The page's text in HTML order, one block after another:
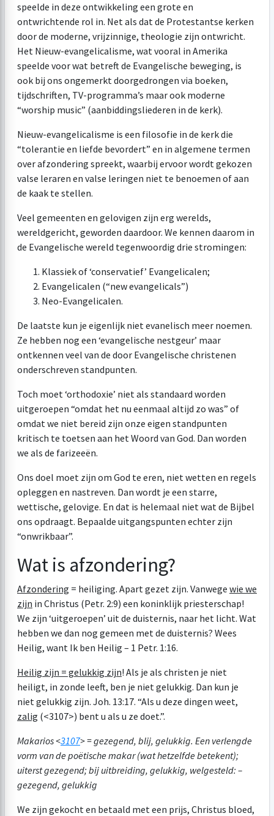
speelde in deze ontwikkeling een grote en
ontwrichtende rol in. Net als dat de Protestantse kerken
door de moderne, vrijzinnige, theologie zijn ontwricht.
Het Nieuw-evangelicalisme, wat vooral in Amerika
speelde voor wat betreft de Evangelische beweging, is
ook bij ons ongemerkt doorgedrongen via boeken,
tijdschriften, TV-programma’s maar ook moderne
“worship music” (aanbiddingsliederen in de kerk).
Nieuw-evangelicalisme is een filosofie in de kerk die
“tolerantie en liefde bevordert” en in algemene termen
over afzondering spreekt, waarbij ervoor wordt gekozen
valse leraren en valse leringen niet te benoemen of aan
de kaak te stellen.
Veel gemeenten en gelovigen zijn erg werelds,
wereldgericht, geworden daardoor. We kennen daarom in
de Evangelische wereld tegenwoordig drie stromingen:
Klassiek of ‘conservatief’ Evangelicalen;
Evangelicalen (“new evangelicals”)
Neo-Evangelicalen.
De laatste kun je eigenlijk niet evanelisch meer noemen.
Ze hebben nog een ‘evangelische nestgeur’ maar
ontkennen veel van de door Evangelische christenen
onderschreven standpunten.
Toch moet ‘orthodoxie’ niet als standaard worden
uitgeroepen “omdat het nu eenmaal altijd zo was” of
omdat we niet bereid zijn onze eigen standpunten
kritisch te toetsen aan het Woord van God. Dan worden
we als de farizeeën.
Ons doel moet zijn om God te eren, niet wetten en regels
opleggen en nastreven. Dan wordt je een starre,
wettische, gelovige. En dat is helemaal niet wat de Bijbel
ons opdraagt. Bepaalde uitgangspunten echter zijn
“onwrikbaar”.
Wat is afzondering?
Afzondering = heiliging. Apart gezet zijn. Vanwege wie we
zijn in Christus (Petr. 2:9) een koninklijk priesterschap!
We zijn ‘uitgeroepen’ uit de duisternis, naar het licht. Wat
hebben we dan nog gemeen met de duisternis? Wees
Heilig, want Ik ben Heilig – 1 Petr. 1:16.
Heilig zijn = gelukkig zijn! Als je als christen je niet
heiligt, in zonde leeft, ben je niet gelukkig. Dan kun je
niet gelukkig zijn. Joh. 13:17. “Als u deze dingen weet,
zalig (<3107>) bent u als u ze doet.”.
Makarios <3107> = gezegend, blij, gelukkig. Een verlengde
vorm van de poëtische makar (wat hetzelfde betekent);
uiterst gezegend; bij uitbreiding, gelukkig, welgesteld: –
gezegend, gelukkig
We zijn gekocht en betaald met een prijs, Christus bloed,